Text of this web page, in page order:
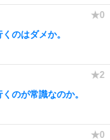
のはダメか。
のが常識なのか。